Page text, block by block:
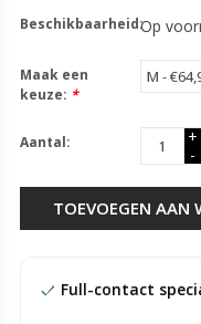
Beschikbaarheid:Op
Maak een
keuze: *
Aantal:
+
-
TOEVOEGEN AAN
Full-contact